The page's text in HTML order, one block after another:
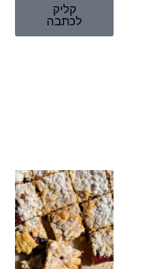
קליק
לכתבה